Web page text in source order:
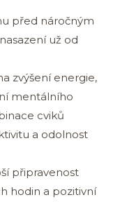
před náročným
už od
zvýšení energie,
mentálního
cviků
a odolnost
připravenost
hodin a pozitivní